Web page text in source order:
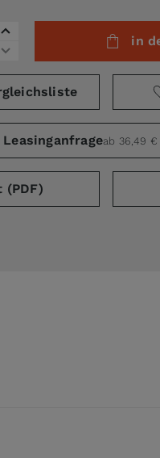
in
(PDF)
Leasinganfrageab 36,49